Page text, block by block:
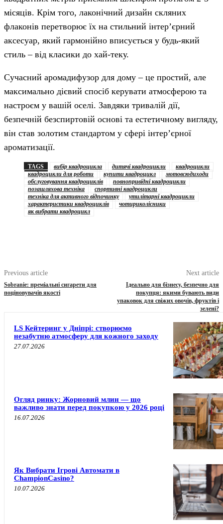
місяців. Крім того, лаконічний дизайн скляних
флаконів перетворює їх на стильний інтер’єрний
аксесуар, який гармонійно вписується у будь-який
стиль – від класики до хай-теку.
Сучасний аромадифузор для дому – це простий, але
максимально дієвий спосіб керувати атмосферою та
настроєм у вашій оселі. Завдяки тривалій дії,
безпечній безспиртовій основі та естетичному вигляду,
він став золотим стандартом у сфері інтер’єрної
ароматизації.
TAGS вибір квадроцикла дитячі квадроцикли
квадроцикли
квадроцикли для роботи
купити квадроцикл
мотовсюдиходи
обслуговування квадроциклів
повнопривідні квадроцикли
позашляхова техніка
спортивні квадроцикли
техніка для активного відпочинку
утилітарні квадроцикли
характеристики квадроциклів
чотириколісники
як вибрати квадроцикл
Previous article
Sobranie: преміальні сигарети для
поціновувачів якості
Next article
Ідеально для бізнесу, безпечно для
покупця: якими бувають види
упаковок для свіжих овочів, фруктів і
зелені?
LS Кейтеринг у Дніпрі: створюємо
незабутню атмосферу для кожного заходу
27.07.2026
Огляд ринку: Жорновий млин — що
важливо знати перед покупкою у 2026 році
16.07.2026
Як Вибрати Ігрові Автомати в
ChampionCasino?
10.07.2026